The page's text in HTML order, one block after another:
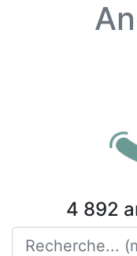
4 892